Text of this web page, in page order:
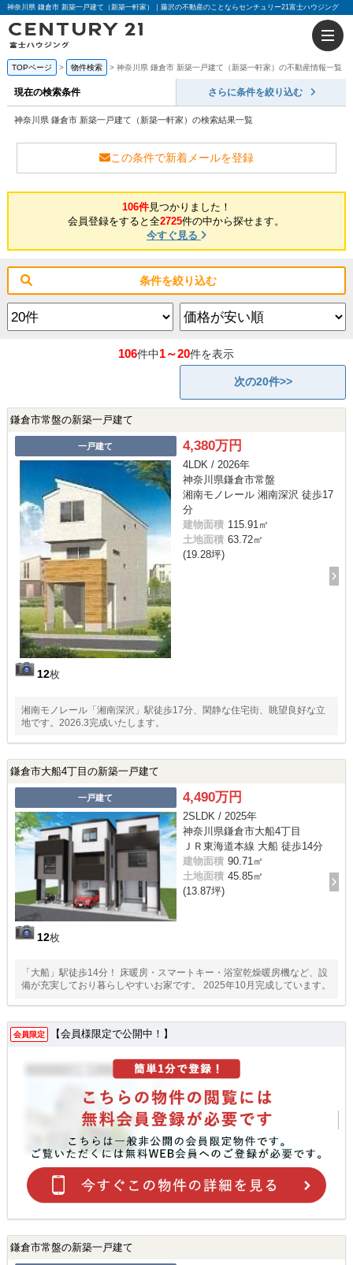
神奈川県 鎌倉市 新築一戸建て（新築一軒家）｜藤沢の不動産のことならセンチュリー21富士ハウジング
TOPページ 物件検索 神奈川県 鎌倉市 新築一戸建て（新築一軒家）の不動産情報一覧
現在の検索条件 さらに条件を絞り込む
神奈川県 鎌倉市 新築一戸建て（新築一軒家）の検索結果一覧
この条件で新着メールを登録
106件見つかりました！
会員登録をすると全2725件の中から探せます。
今すぐ見る
条件を絞り込む
106件中1～20件を表示
次の20件>>
鎌倉市常盤の新築一戸建て
一戸建て
12枚
4,380万円
4LDK / 2026年
神奈川県鎌倉市常盤
湘南モノレール 湘南深沢 徒歩17
分
建物面積 115.91㎡
土地面積 63.72㎡
(19.28坪)
湘南モノレール「湘南深沢」駅徒歩17分、閑静な住宅街、眺望良好な立
地です。2026.3完成いたします。
鎌倉市大船4丁目の新築一戸建て
一戸建て
12枚
4,490万円
2SLDK / 2025年
神奈川県鎌倉市大船4丁目
ＪＲ東海道本線 大船 徒歩14分
建物面積 90.71㎡
土地面積 45.85㎡
(13.87坪)
「大船」駅徒歩14分！ 床暖房・スマートキー・浴室乾燥暖房機など、設
備が充実しており暮らしやすいお家です。 2025年10月完成しています。
会員限定 【会員様限定で公開中！】
鎌倉市常盤の新築一戸建て